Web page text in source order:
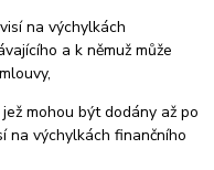
na výchylkách
a k němuž může
mohou být dodány až po
na výchylkách finančního